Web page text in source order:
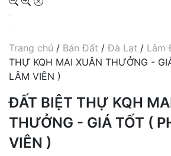
Trang chủ / Bán Đất / Đà Lạt / Lâm
THỰ KQH MAI XUÂN THƯỞNG -
LÂM VIÊN )
ĐẤT BIỆT THỰ KQH
THƯỞNG - GIÁ TỐT (
VIÊN )